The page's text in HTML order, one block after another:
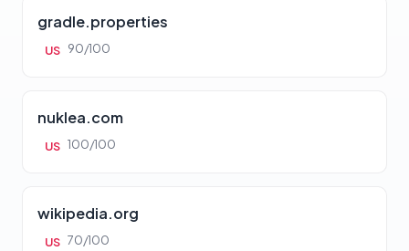
gradle.properties
US 90/100
nuklea.com
US 100/100
wikipedia.org
US 70/100